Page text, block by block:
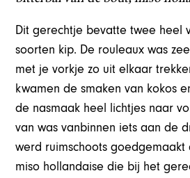
Dit gerechtje bevatte twee heel
soorten kip. De rouleaux was
met je vorkje zo uit elkaar
kwamen de smaken van kokos
de nasmaak heel lichtjes naar
van was vanbinnen iets aan de
werd ruimschoots
miso hollandaise die bij het